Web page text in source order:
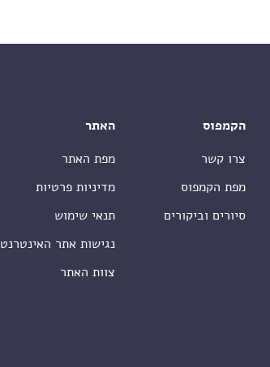
הקמפוס
צרו קשר
מפת הקמפוס
סיורים וביקורים
האתר
מפת האתר
מדיניות פרטיות
תנאי שימוש
נגישות אתר האינטרנט
צוות האתר